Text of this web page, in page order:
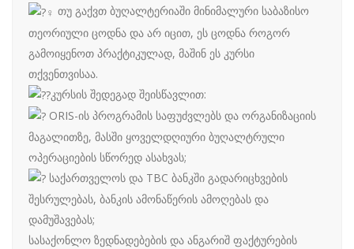
თუ გაქვთ ბუღალტერიაში მინიმალური საბაზისო
თეორიული ცოდნა და არ იცით, ეს ცოდნა როგორ
გამოიყენოთ პრაქტიკულად, მაშინ ეს კურსი
თქვენთვისაა.
კურსის შედეგად შეისწავლით:
ORIS-ის პროგრამის საფუძვლებს და ორგანიზაციის
მაგალითზე, მასში ყოველდღიური ბუღალტრული
ოპერაციების სწორედ ასახვას;
საქართველოს და TBC ბანკში გადარიცხვების
შესრულებას, ბანკის ამონაწერის ამოღებას და
დამუშავებას;
სასაქონლო ზედნადებების და ანგარიშ ფაქტურების